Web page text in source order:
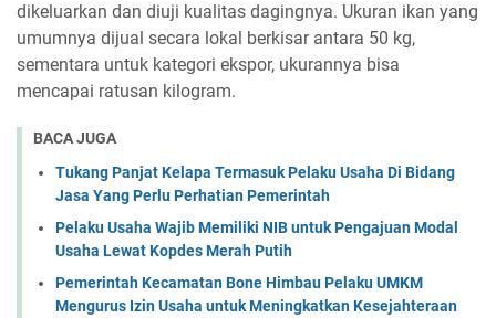
dikeluarkan dan diuji kualitas dagingnya. Ukuran ikan yang
umumnya dijual secara lokal berkisar antara 50 kg,
sementara untuk kategori ekspor, ukurannya bisa
mencapai ratusan kilogram.
BACA JUGA
Tukang Panjat Kelapa Termasuk Pelaku Usaha Di Bidang
Jasa Yang Perlu Perhatian Pemerintah
Pelaku Usaha Wajib Memiliki NIB untuk Pengajuan Modal
Usaha Lewat Kopdes Merah Putih
Pemerintah Kecamatan Bone Himbau Pelaku UMKM
Mengurus Izin Usaha untuk Meningkatkan Kesejahteraan